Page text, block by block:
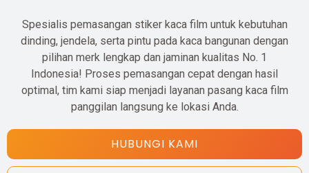
Spesialis pemasangan stiker kaca film untuk kebutuhan
dinding, jendela, serta pintu pada kaca bangunan dengan
pilihan merk lengkap dan jaminan kualitas No. 1
Indonesia! Proses pemasangan cepat dengan hasil
optimal, tim kami siap menjadi layanan pasang kaca film
panggilan langsung ke lokasi Anda.
HUBUNGI KAMI